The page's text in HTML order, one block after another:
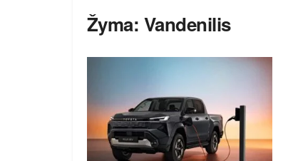
Žyma: Vandenilis